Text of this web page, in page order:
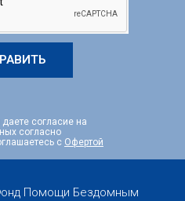
согласие на
согласно
с Офертой
Помощи Бездомным